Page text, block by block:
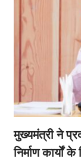
मुख्यमंत्री ने
निर्माण कार्यों